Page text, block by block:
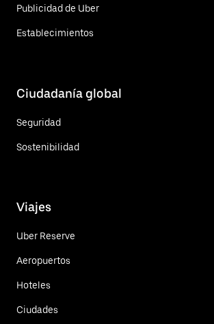
Publicidad de Uber
Establecimientos
Ciudadanía global
Seguridad
Sostenibilidad
Viajes
Uber Reserve
Aeropuertos
Hoteles
Ciudades